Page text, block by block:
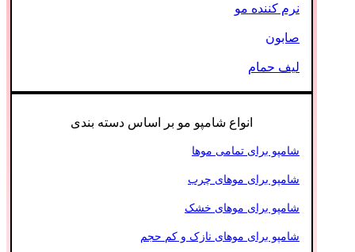
نرم کننده مو
صابون
لیف حمام
انواع شامپو مو بر اساس دسته بندی
شامپو برای تمامی موها
شامپو برای موهای چرب
شامپو برای موهای خشک
شامپو برای موهای نازک و کم حجم